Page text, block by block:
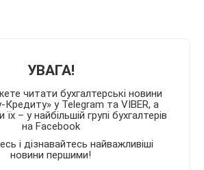
УВАГА!
читати бухгалтерські новини
Кредиту» у Telegram та VIBER, а
– у найбільшій групі бухгалтерів
на Facebook
і дізнавайтесь найважливіші
новини першими!